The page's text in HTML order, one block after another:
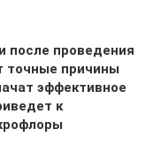
после проведения
точные причины
эффективное
к